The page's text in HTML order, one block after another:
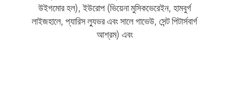
উইগমোর হল), ইউরোপ (ভিয়েনা মুসিকভেরেইন, হামবুর্গ
লাইজহালে, প্যারিস ল্যুভর এবং সালে গাভেউ, সেন্ট পিটার্সবার্গ
আশ্রম) এবং